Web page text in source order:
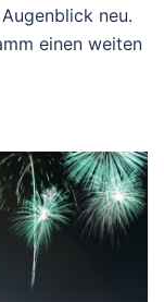
neu.
einen weiten